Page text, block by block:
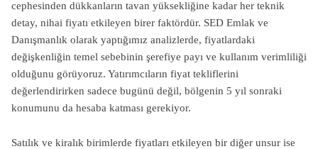
cephesinden dükkanların tavan yüksekliğine kadar her teknik
detay, nihai fiyatı etkileyen birer faktördür. SED Emlak ve
Danışmanlık olarak yaptığımız analizlerde, fiyatlardaki
değişkenliğin temel sebebinin şerefiye payı ve kullanım verimliliği
olduğunu görüyoruz. Yatırımcıların fiyat tekliflerini
değerlendirirken sadece bugünü değil, bölgenin 5 yıl sonraki
konumunu da hesaba katması gerekiyor.
Satılık ve kiralık birimlerde fiyatları etkileyen bir diğer unsur ise